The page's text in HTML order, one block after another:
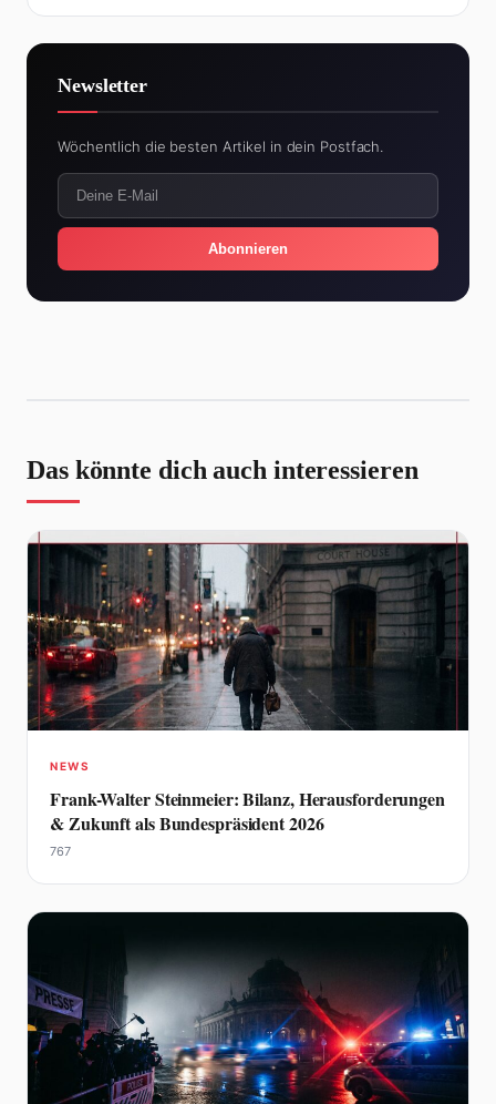
Newsletter
Wöchentlich die besten Artikel in dein Postfach.
Abonnieren
Das könnte dich auch interessieren
NEWS
Frank-Walter Steinmeier: Bilanz, Herausforderungen
& Zukunft als Bundespräsident 2026
767